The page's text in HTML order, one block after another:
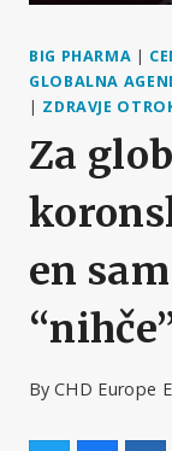
BIG PHARMA |
GLOBALNA
| ZDRAVJE
Za
en
By CHD Europe